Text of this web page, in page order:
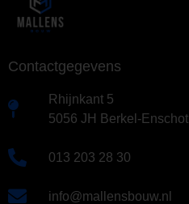
Contactgegevens
Rhijnkant 5
5056 JH Berkel-Enschot
013 203 28 30
info@mallensbouw.nl